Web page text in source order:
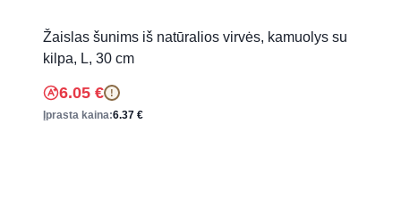
Žaislas šunims iš natūralios virvės, kamuolys su
kilpa, L, 30 cm
6.05 € !
Įprasta kaina:6.37 €